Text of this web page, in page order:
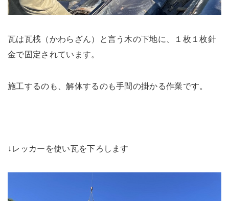
瓦は瓦桟（かわらざん）と言う木の下地に、１枚１枚針
金で固定されています。
施工するのも、解体するのも手間の掛かる作業です。
↓レッカーを使い瓦を下ろします